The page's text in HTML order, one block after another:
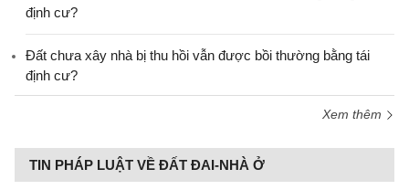
định cư?
Đất chưa xây nhà bị thu hồi vẫn được bồi thường bằng tái
định cư?
Xem thêm
TIN PHÁP LUẬT VỀ ĐẤT ĐAI-NHÀ Ở